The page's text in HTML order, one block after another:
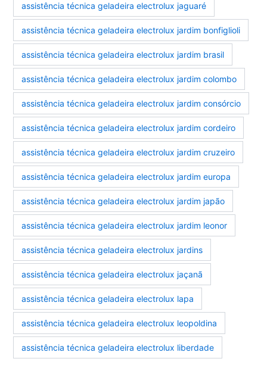
assistência técnica geladeira electrolux jaguaré
assistência técnica geladeira electrolux jardim bonfiglioli
assistência técnica geladeira electrolux jardim brasil
assistência técnica geladeira electrolux jardim colombo
assistência técnica geladeira electrolux jardim consórcio
assistência técnica geladeira electrolux jardim cordeiro
assistência técnica geladeira electrolux jardim cruzeiro
assistência técnica geladeira electrolux jardim europa
assistência técnica geladeira electrolux jardim japão
assistência técnica geladeira electrolux jardim leonor
assistência técnica geladeira electrolux jardins
assistência técnica geladeira electrolux jaçanã
assistência técnica geladeira electrolux lapa
assistência técnica geladeira electrolux leopoldina
assistência técnica geladeira electrolux liberdade